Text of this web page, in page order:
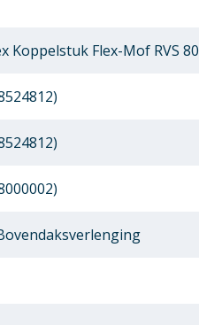
Koppelstuk Flex-Mof RVS 80